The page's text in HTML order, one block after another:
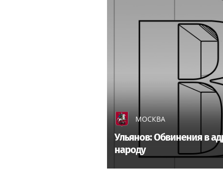
МОСКВА
Ульянов: Обвинения в
народу